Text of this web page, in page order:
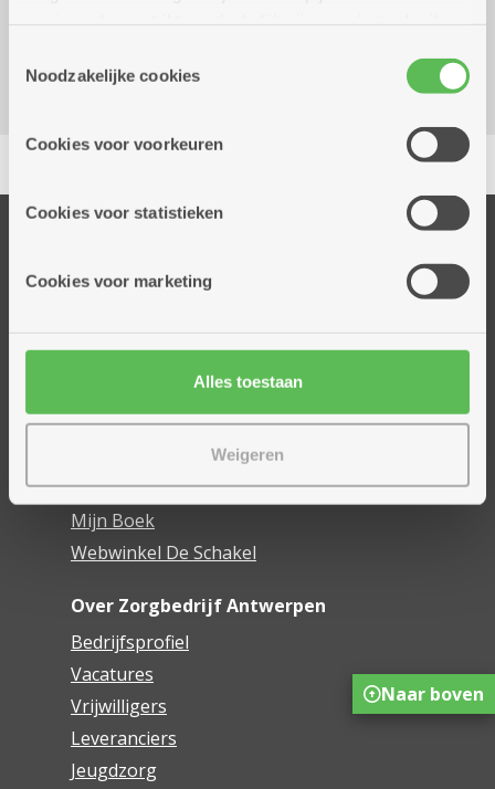
cookies hebben we jouw toestemming nodig. Sommige
cookies worden geplaatst door derde partijen die een
informatie over jouw (geanonimiseerd) gebruik van onze
partners kunnen deze gegevens combineren met andere
Noodzakelijke cookies
Cookies voor voorkeuren
Cookies voor statistieken
Cookies voor marketing
Alles toestaan
Weigeren
2180 Ekeren
Delen
Thuisdiensten
Assistentiewoningen
Mijn Zorgbedrijf
Onze innovaties
Mijn Boek
Webwinkel De Schakel
Over Zorgbedrijf Antwerpen
Bedrijfsprofiel
Vacatures
Vrijwilligers
Leveranciers
Jeugdzorg
Naar boven